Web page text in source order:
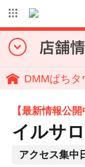
DMMぱちタ
【最新情報公開
イルサ
アクセス集中